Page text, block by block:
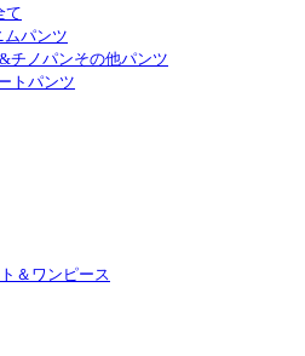
て
ムパンツ
チノパンその他パンツ
トパンツ
＆ワンピース